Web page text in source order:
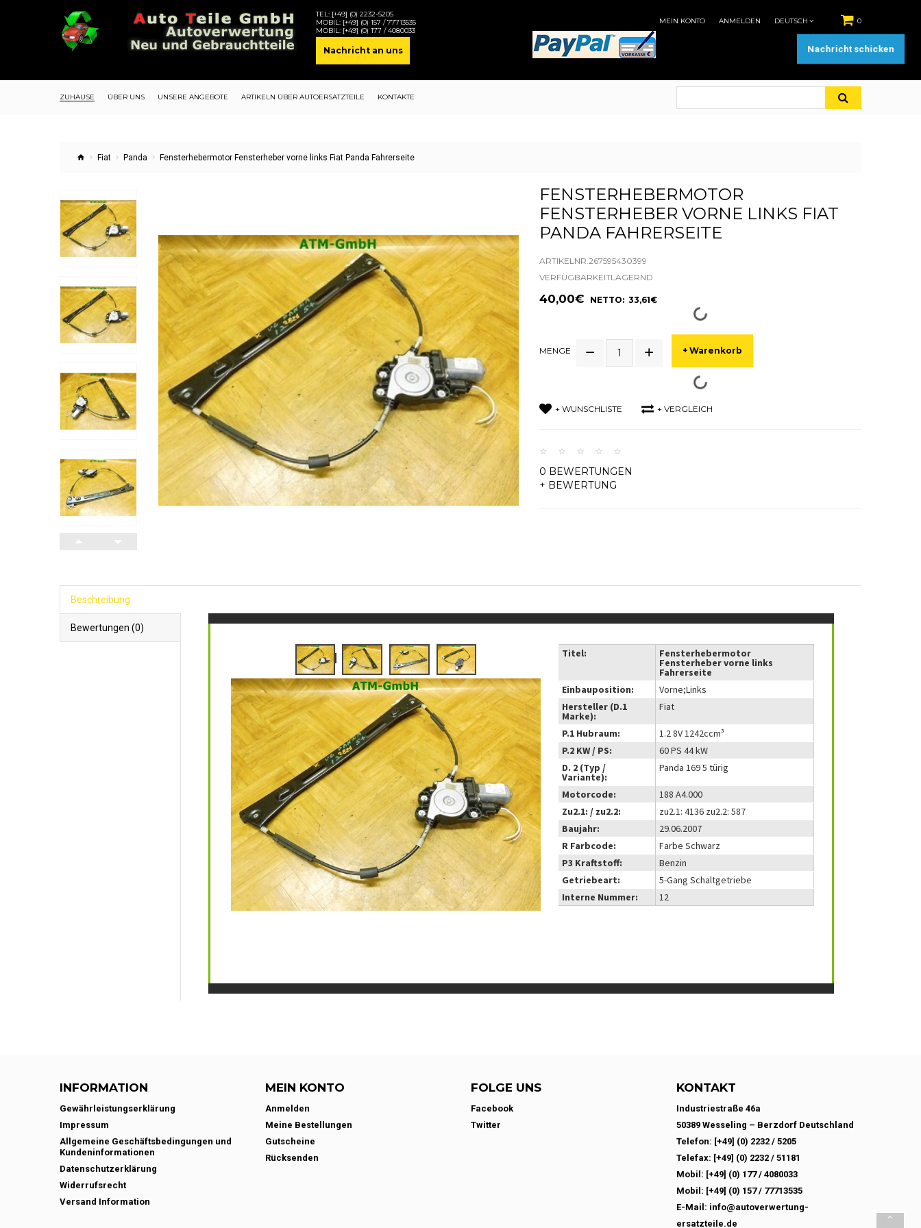
TEL: [+49] (0) 2232-5205
MOBIL: [+49] (0) 157 / 77713535
MOBIL: [+49] (0) 177 / 4080033
Nachricht an uns
0
MEIN KONTO ANMELDEN DEUTSCH
ZUHAUSE ÜBER UNS UNSERE ANGEBOTE ARTIKELN ÜBER AUTOERSATZTEILE KONTAKTE
Fiat Panda Fensterhebermotor Fensterheber vorne links Fiat Panda Fahrerseite
FENSTERHEBERMOTOR
FENSTERHEBER VORNE LINKS FIAT
PANDA FAHRERSEITE
ARTIKELNR.267595430399
VERFÜGBARKEITLAGERND
40,00€ NETTO: 33,61€
MENGE + Warenkorb
+ WUNSCHLISTE + VERGLEICH
0 BEWERTUNGEN
+ BEWERTUNG
Beschreibung
Bewertungen (0)
Titel: Fensterhebermotor
Fensterheber vorne links
Fahrerseite
Einbauposition:
Vorne;Links
Hersteller (D.1
Marke):
Fiat
P.1 Hubraum:
1.2 8V 1242ccm³
P.2 KW / PS:
60 PS 44 kW
D. 2 (Typ /
Variante):
Panda 169 5 türig
Motorcode:
188 A4.000
Zu2.1: / zu2.2:
zu2.1: 4136 zu2.2: 587
Baujahr:
29.06.2007
R Farbcode:
Farbe Schwarz
P3 Kraftstoff:
Benzin
Getriebeart:
5-Gang Schaltgetriebe
Interne Nummer:
12
INFORMATION
Gewährleistungserklärung
Impressum
Allgemeine Geschäftsbedingungen und
Kundeninformationen
Datenschutzerklärung
Widerrufsrecht
Versand Information
MEIN KONTO
Anmelden
Meine Bestellungen
Gutscheine
Rücksenden
FOLGE UNS
Facebook
Twitter
KONTAKT
Industriestraße 46a
50389 Wesseling – Berzdorf Deutschland
Telefon: [+49] (0) 2232 / 5205
Telefax: [+49] (0) 2232 / 51181
Mobil: [+49] (0) 177 / 4080033
Mobil: [+49] (0) 157 / 77713535
E-Mail: info@autoverwertung-
ersatzteile.de
Nachricht schicken